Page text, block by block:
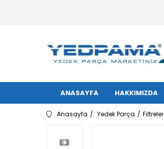
ANASAYFA HAKKIMIZDA
Anasayfa Yedek Parça Filtreler